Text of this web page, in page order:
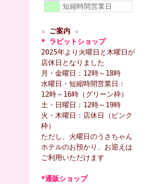
短縮時間営業日
☆ ご案内 ☆
* ラビットショップ
2025年より火曜日と木曜日が
店休日となりました
月・金曜日：12時～18時
水曜日・短縮時間営業日：
12時～16時（グリーン枠）
土・日曜日：12時～19時
火・木曜日：店休日（ピンク
枠）
ただし、火曜日のうさちゃん
ホテルのお預かり、お迎えは
ご利用いただけます
*通販ショップ